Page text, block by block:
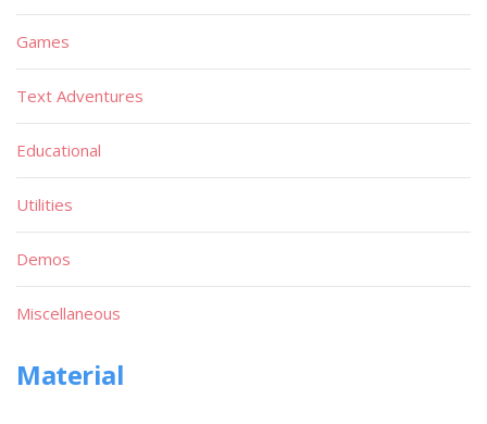
Games
Text Adventures
Educational
Utilities
Demos
Miscellaneous
Material